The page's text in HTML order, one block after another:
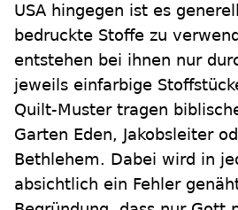
USA hingegen ist es
bedruckte Stoffe zu
entstehen bei ihnen nur
jeweils einfarbige
Quilt-Muster tragen
Garten Eden, Jakobsleiter
Bethlehem. Dabei wird in
absichtlich ein Fehler